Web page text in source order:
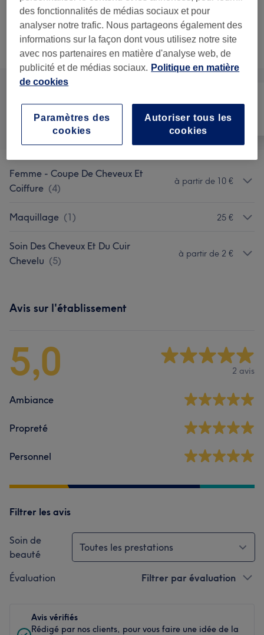
10 minMa prestation en détail...
Sélectionner
Recherchez dans notre liste de prestations
Tout Coiffure Visage
Femme - Coupe De Cheveux Et
Coiffure (4)
à partir de 10 €
Maquillage (1) 25 €
Soin Des Cheveux Et Du Cuir
Chevelu (5)
à partir de 2 €
Avis sur l'établissement
5,0 2 avis
Ambiance
Propreté
Personnel
Filtrer les avis
Soin de
beauté
Toutes les prestations
Évaluation Filtrer par évaluation
Avis vérifiés
Rédigé par nos clients, pour vous faire une idée de la
des fonctionnalités de médias sociaux et pour
analyser notre trafic. Nous partageons également des
informations sur la façon dont vous utilisez notre site
avec nos partenaires en matière d'analyse web, de
publicité et de médias sociaux. Politique en matière
de cookies
Autoriser tous les
cookies
Paramètres des
cookies